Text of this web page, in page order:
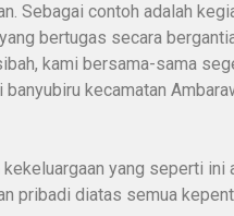
Sebagai contoh adalah
bertugas secara
kami bersama-sama
banyubiru kecamatan
yang seperti ini
pribadi diatas semua